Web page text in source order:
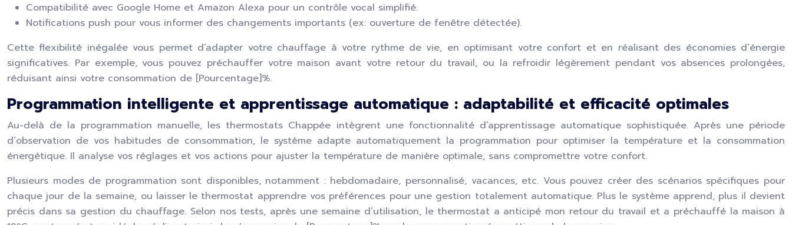
Compatibilité avec Google Home et Amazon Alexa pour un contrôle vocal simplifié.
Notifications push pour vous informer des changements importants (ex: ouverture de fenêtre détectée).
Cette flexibilité inégalée vous permet d’adapter votre chauffage à votre rythme de vie, en optimisant votre confort et en réalisant des économies d’énergie
significatives. Par exemple, vous pouvez préchauffer votre maison avant votre retour du travail, ou la refroidir légèrement pendant vos absences prolongées,
réduisant ainsi votre consommation de [Pourcentage]%.
Programmation intelligente et apprentissage automatique : adaptabilité et efficacité optimales
Au-delà de la programmation manuelle, les thermostats Chappée intègrent une fonctionnalité d’apprentissage automatique sophistiquée. Après une période
d’observation de vos habitudes de consommation, le système adapte automatiquement la programmation pour optimiser la température et la consommation
énergétique. Il analyse vos réglages et vos actions pour ajuster la température de manière optimale, sans compromettre votre confort.
Plusieurs modes de programmation sont disponibles, notamment : hebdomadaire, personnalisé, vacances, etc. Vous pouvez créer des scénarios spécifiques pour
chaque jour de la semaine, ou laisser le thermostat apprendre vos préférences pour une gestion totalement automatique. Plus le système apprend, plus il devient
précis dans sa gestion du chauffage. Selon nos tests, après une semaine d’utilisation, le thermostat a anticipé mon retour du travail et a préchauffé la maison à